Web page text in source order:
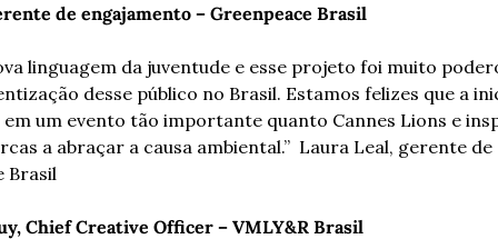
de engajamento – Greenpeace Brasil
linguagem da juventude e esse projeto foi muito
desse público no Brasil. Estamos felizes que a
um evento tão importante quanto Cannes Lions e
a abraçar a causa ambiental.”  Laura Leal, gerente
Brasil
Chief Creative Officer – VMLY&R Brasil